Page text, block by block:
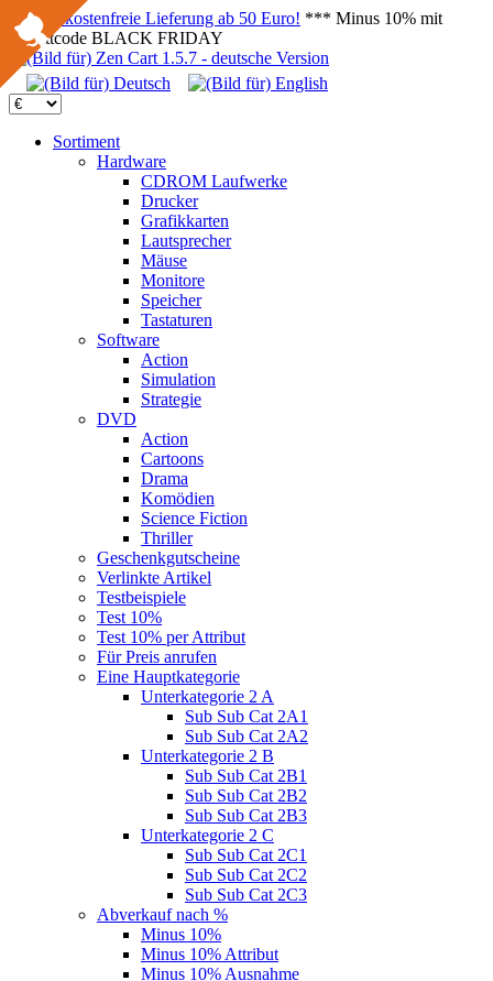
Versandkostenfreie Lieferung ab 50 Euro! *** Minus 10% mit
Rabattcode BLACK FRIDAY
Sortiment
Hardware
CDROM Laufwerke
Drucker
Grafikkarten
Lautsprecher
Mäuse
Monitore
Speicher
Tastaturen
Software
Action
Simulation
Strategie
DVD
Action
Cartoons
Drama
Komödien
Science Fiction
Thriller
Geschenkgutscheine
Verlinkte Artikel
Testbeispiele
Test 10%
Test 10% per Attribut
Für Preis anrufen
Eine Hauptkategorie
Unterkategorie 2 A
Sub Sub Cat 2A1
Sub Sub Cat 2A2
Unterkategorie 2 B
Sub Sub Cat 2B1
Sub Sub Cat 2B2
Sub Sub Cat 2B3
Unterkategorie 2 C
Sub Sub Cat 2C1
Sub Sub Cat 2C2
Sub Sub Cat 2C3
Abverkauf nach %
Minus 10%
Minus 10% Attribut
Minus 10% Ausnahme